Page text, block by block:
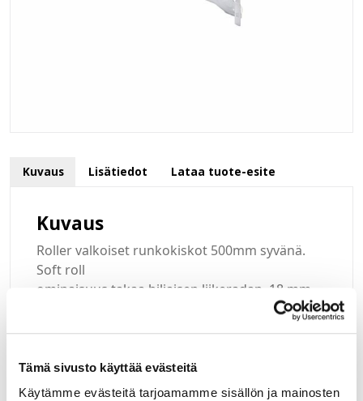
Tämä sivusto käyttää evästeitä
Käytämme evästeitä tarjoamamme sisällön ja mainosten
Kuvaus Lisätiedot Lataa tuote-esite
Kuvaus
Roller valkoiset runkokiskot 500mm syvänä.
Soft roll
ominaisuus takaa hiljaisen liikeradan. 18 mm
17,5mm/kisko, rungon